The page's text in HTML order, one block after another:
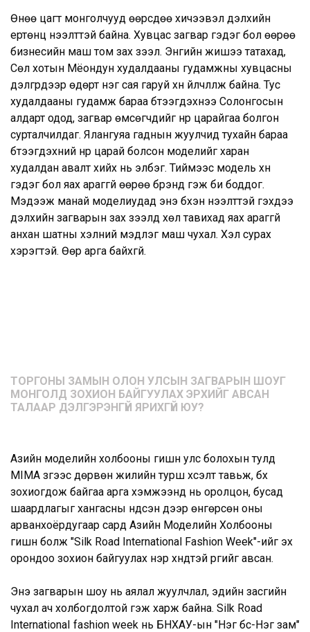
Өнөө цагт монголчууд өөрсдөө хичээвэл дэлхийн
ертөнц нээлттэй байна. Хувцас загвар гэдэг бол өөрөө
бизнесийн маш том зах зээл. Энгийн жишээ татахад,
Сөүл хотын Мёондун худалдааны гудамжны хувцасны
дэлгүүрүүдээр өдөрт нэг сая гаруй хүн үйлчлүүлж байна. Тус
худалдааны гудамж бараа бүтээгдэхүүнээ Солонгосын
алдарт одод, загвар өмсөгчдийг нүүр царайгаа болгон
сурталчилдаг. Ялангуяа гаднын жуулчид тухайн бараа
бүтээгдэхүүний нүүр царай болсон моделийг харан
худалдан авалт хийх нь элбэг. Тиймээс модель хүн
гэдэг бол яах араггүй өөрөө брэнд гэж би боддог.
Мэдээж манай моделиудад энэ бүхэн нээлттэй гэхдээ
дэлхийн загварын зах зээлд хөл тавихад яах араггүй
анхан шатны хэлний мэдлэг маш чухал. Хэл сурах
хэрэгтэй. Өөр арга байхгүй.
ТОРГОНЫ ЗАМЫН ОЛОН УЛСЫН ЗАГВАРЫН ШОУГ
МОНГОЛД ЗОХИОН БАЙГУУЛАХ ЭРХИЙГ АВСАН
ТАЛААР ДЭЛГЭРЭНГҮЙ ЯРИХГҮЙ ЮУ?
Азийн моделийн холбооны гишүүн улс болохын тулд
MIMA зүгээс дөрвөн жилийн турш хүсэлт тавьж, бүх
зохиогдож байгаа арга хэмжээнд нь оролцон, бусад
шаардлагыг хангасны үндсэн дээр өнгөрсөн оны
арванхоёрдугаар сард Азийн Моделийн Холбооны
гишүүн болж "Silk Road International Fashion Week"-ийг эх
орондоо зохион байгуулах нэр хүндтэй үүргийг авсан.
Энэ загварын шоу нь аялал жуулчлал, эдийн засгийн
чухал ач холбогдолтой гэж харж байна. Silk Road
InternationaI fashion week нь БНХАУ-ын "Нэг бүс-Нэг зам"